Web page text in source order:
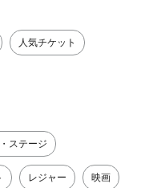
人気チケット
ステージ
レジャー 映画